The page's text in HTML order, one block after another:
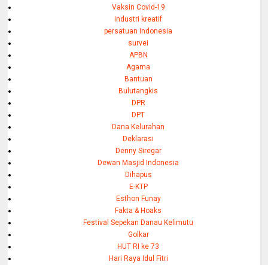
Vaksin Covid-19
industri kreatif
persatuan Indonesia
survei
APBN
Agama
Bantuan
Bulutangkis
DPR
DPT
Dana Kelurahan
Deklarasi
Denny Siregar
Dewan Masjid Indonesia
Dihapus
E-KTP
Esthon Funay
Fakta & Hoaks
Festival Sepekan Danau Kelimutu
Golkar
HUT RI ke 73
Hari Raya Idul Fitri